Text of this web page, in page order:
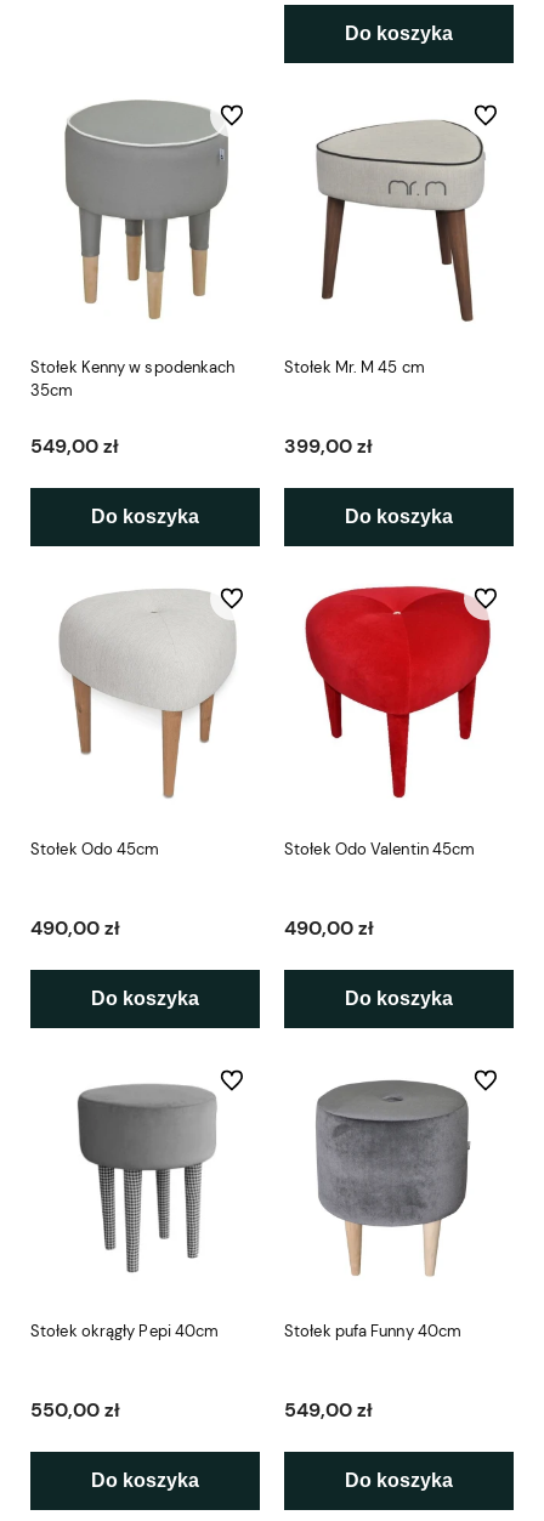
Do koszyka
Stołek Kenny w spodenkach
35cm
549,00 zł
Do koszyka
Do ulubionych
Stołek Mr. M 45 cm
399,00 zł
Do koszyka
Do
Stołek Odo 45cm
490,00 zł
Do koszyka
Do ulubionych
Stołek Odo Valentin 45cm
490,00 zł
Do koszyka
Do
Stołek okrągły Pepi 40cm
550,00 zł
Do koszyka
Do ulubionych
Stołek pufa Funny 40cm
549,00 zł
Do koszyka
Do